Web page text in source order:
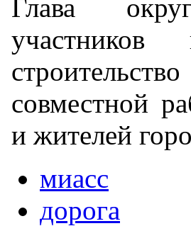
Глава
совместной
и жителей
миасс
дорога